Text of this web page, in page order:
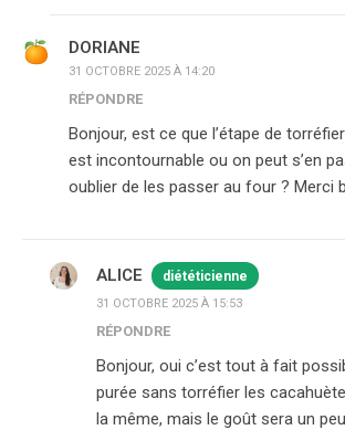
DORIANE
31 OCTOBRE 2025 À 14:20
RÉPONDRE
Bonjour, est ce que l’étape de
est incontournable ou on peut s’en
oublier de les passer au four ? Merci
ALICE diététicienne
31 OCTOBRE 2025 À 15:53
RÉPONDRE
Bonjour, oui c’est tout à fait
purée sans torréfier les
la même, mais le goût sera un